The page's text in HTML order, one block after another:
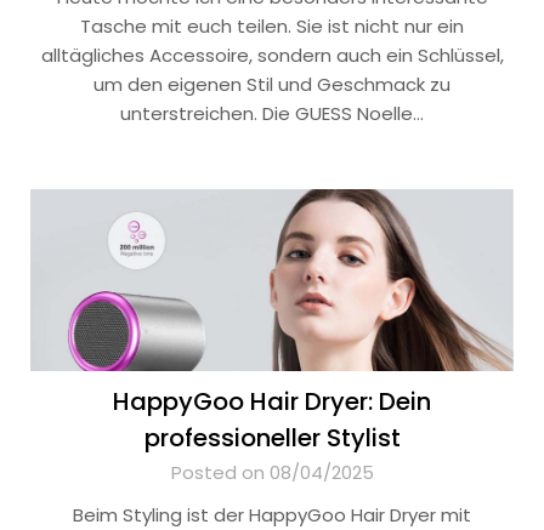
Tasche mit euch teilen. Sie ist nicht nur ein
alltägliches Accessoire, sondern auch ein Schlüssel,
um den eigenen Stil und Geschmack zu
unterstreichen. Die GUESS Noelle…
HappyGoo Hair Dryer: Dein
professioneller Stylist
Posted on 08/04/2025
Beim Styling ist der HappyGoo Hair Dryer mit